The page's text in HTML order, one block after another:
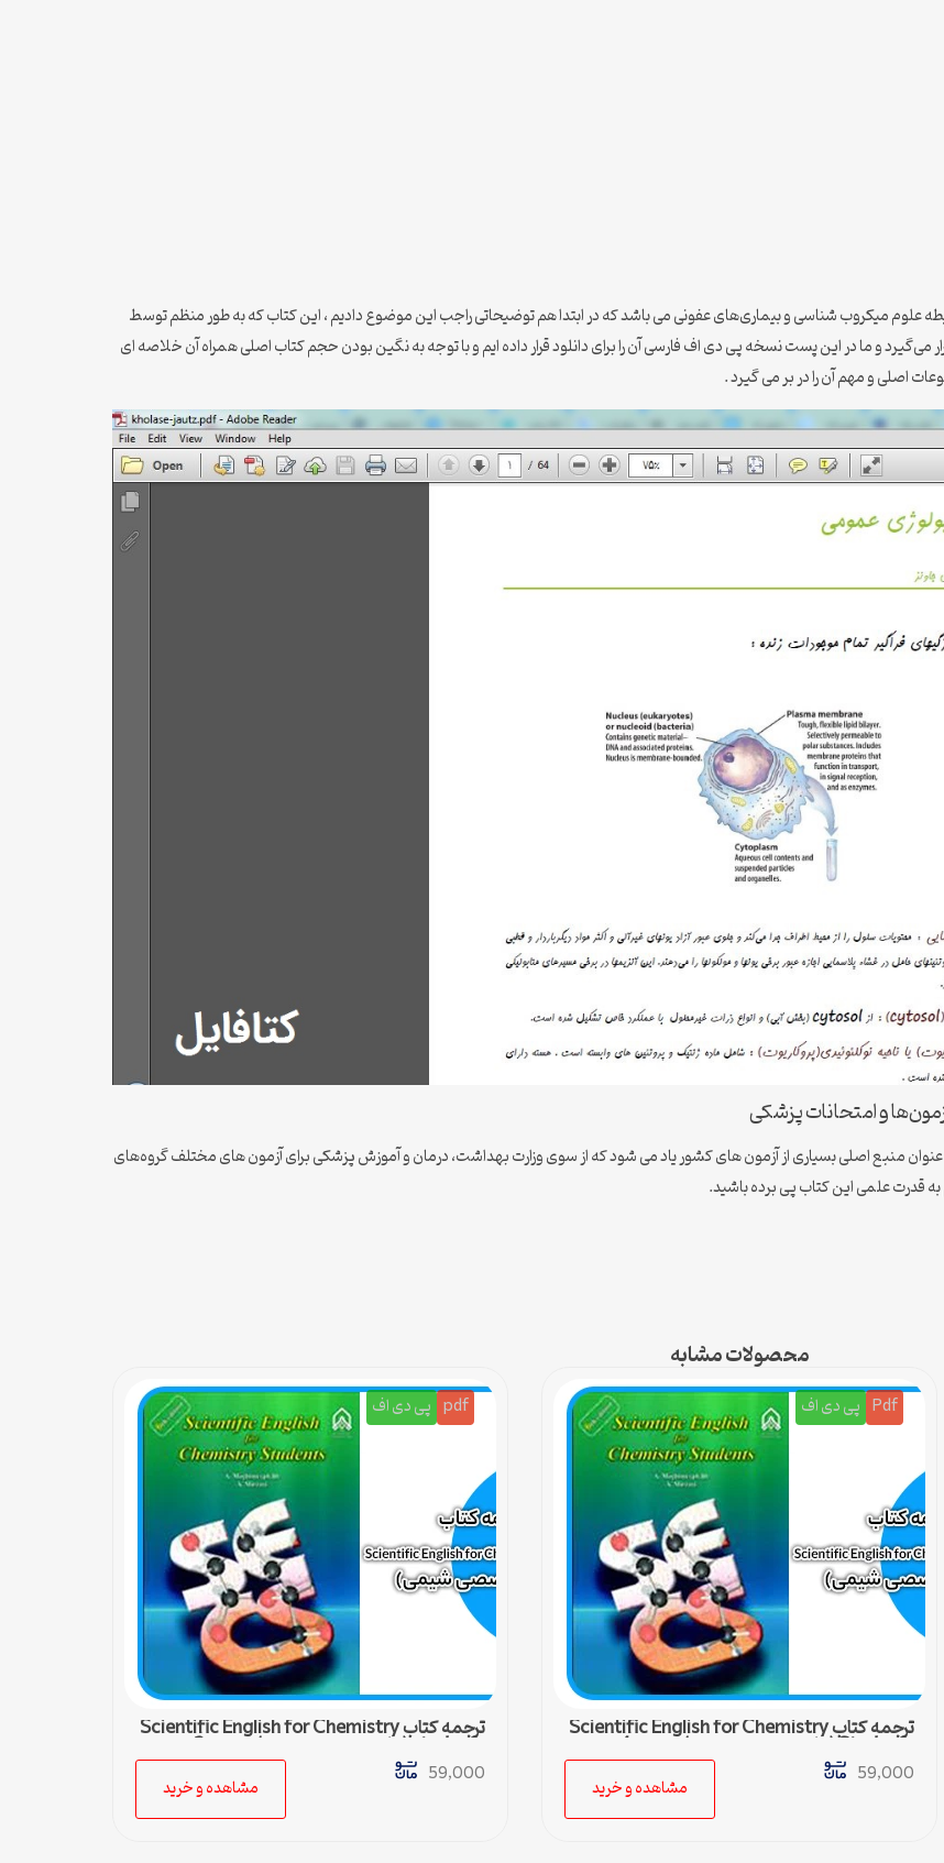
علوم میکروب شناسی و بیماری‌های عفونی می باشد که در ابتدا هم توضیحاتی راجب این موضوع دادیم ، این کتاب که به طور منظم توسط
و ما در این پست نسخه پی دی اف فارسی آن را برای دانلود قرار داده ایم و با توجه به نگین بودن حجم کتاب اصلی همراه آن خلاصه ای
و امتحانات پزشکی
به عنوان منبع اصلی بسیاری از آزمون های کشور یاد می شود که از سوی وزارت بهداشت، درمان و آموزش پزشکی برای آزمون های مختلف گروه‌های
قدرت علمی این کتاب پی برده باشید.
محصولات مشابه
Pdf پی دی اف
ترجمه کتاب Scientific English for Chemistry
Students (زبان تخصصی شیمی) – درس 4
59,000
مشاهده و خرید
pdf پی دی اف
ترجمه کتاب Scientific English for Chemistry
students (زبان تخصصی شیمی) – درس 3
59,000
مشاهده و خرید